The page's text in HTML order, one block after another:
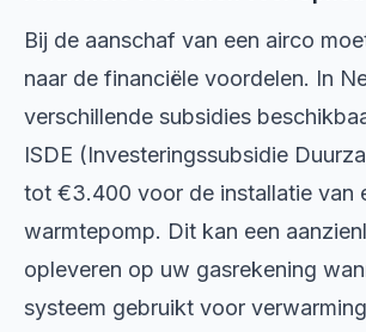
Bij de aanschaf van een airco
naar de financiële voordelen. In
verschillende subsidies
ISDE (Investeringssubsidie
tot €3.400 voor de installatie van
warmtepomp. Dit kan een
opleveren op uw gasrekening
systeem gebruikt voor